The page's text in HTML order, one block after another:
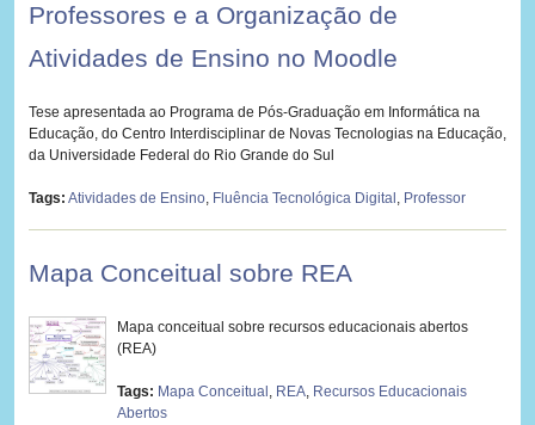
Professores e a Organização de
Atividades de Ensino no Moodle
Tese apresentada ao Programa de Pós-Graduação em Informática na
Educação, do Centro Interdisciplinar de Novas Tecnologias na Educação,
da Universidade Federal do Rio Grande do Sul
Tags: Atividades de Ensino, Fluência Tecnológica Digital , Professor
Mapa Conceitual sobre REA
Mapa conceitual sobre recursos educacionais abertos
(REA)
Tags: Mapa Conceitual , REA, Recursos Educacionais
Abertos